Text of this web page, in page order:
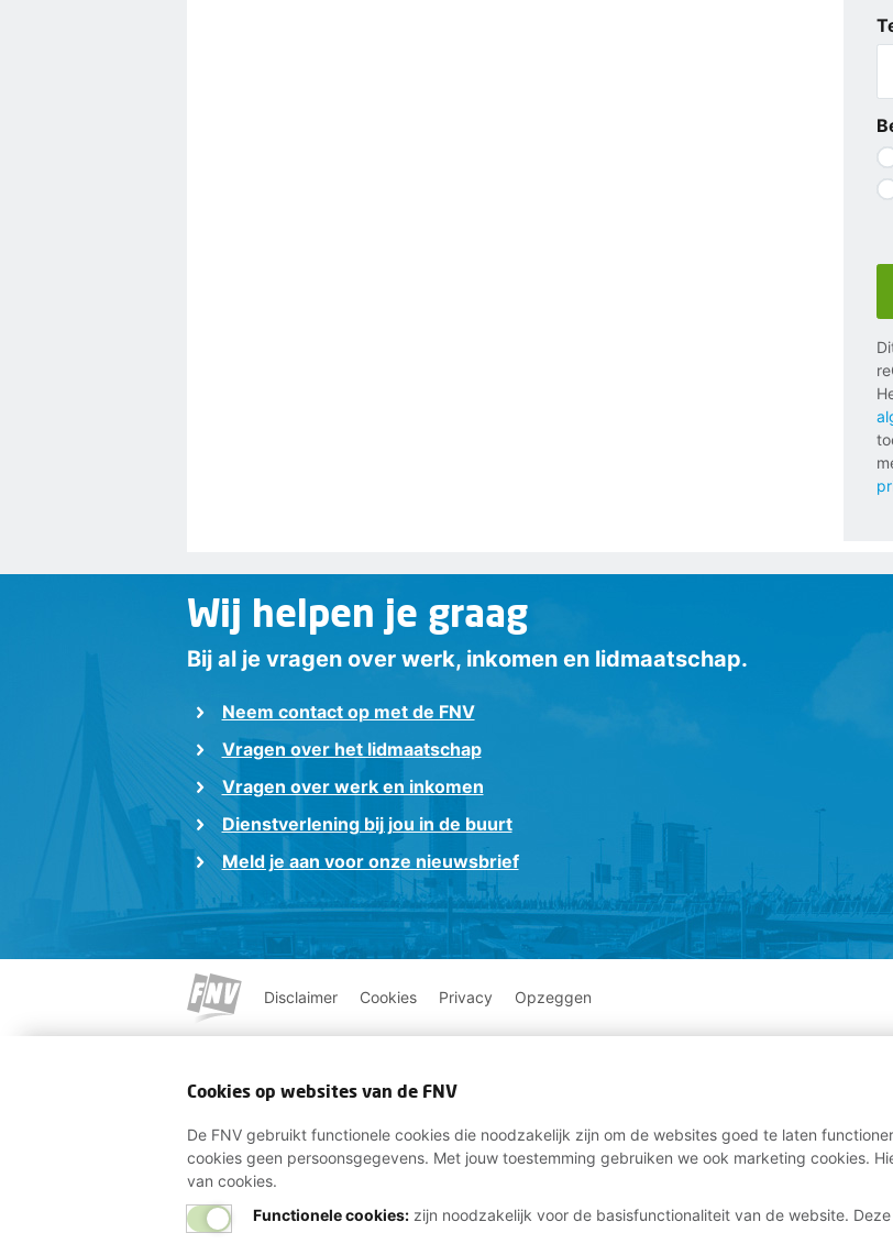
Wij helpen je graag
Bij al je vragen over werk, inkomen en lidmaatschap.
Neem contact op met de FNV
Vragen over het lidmaatschap
Vragen over werk en inkomen
Dienstverlening bij jou in de buurt
Meld je aan voor onze nieuwsbrief
Disclaimer Cookies Privacy Opzeggen
Cookies op websites van de FNV
De FNV gebruikt functionele cookies die noodzakelijk zijn om de websites goed te laten
cookies geen persoonsgegevens. Met jouw toestemming gebruiken we ook marketing cookies.
van cookies.
Functionele cookies:zijn noodzakelijk voor de basisfunctionaliteit van de website.